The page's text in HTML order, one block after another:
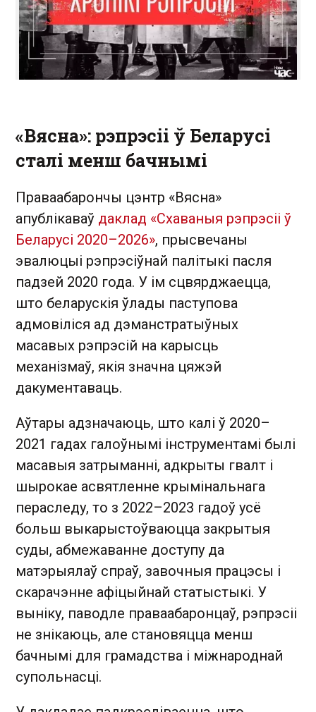
«Вясна»: рэпрэсіі ў Беларусі
сталі менш бачнымі
Праваабарончы цэнтр «Вясна»
апублікаваў даклад «Схаваныя рэпрэсіі ў
Беларусі 2020–2026», прысвечаны
эвалюцыі рэпрэсіўнай палітыкі пасля
падзей 2020 года. У ім сцвярджаецца,
што беларускія ўлады паступова
адмовіліся ад дэманстратыўных
масавых рэпрэсій на карысць
механізмаў, якія значна цяжэй
дакументаваць.
Аўтары адзначаюць, што калі ў 2020–
2021 гадах галоўнымі інструментамі былі
масавыя затрыманні, адкрыты гвалт і
шырокае асвятленне крымінальнага
пераследу, то з 2022–2023 гадоў усё
больш выкарыстоўваюцца закрытыя
суды, абмежаванне доступу да
матэрыялаў спраў, завочныя працэсы і
скарачэнне афіцыйнай статыстыкі. У
выніку, паводле праваабаронцаў, рэпрэсіі
не знікаюць, але становяцца менш
бачнымі для грамадства і міжнароднай
супольнасці.